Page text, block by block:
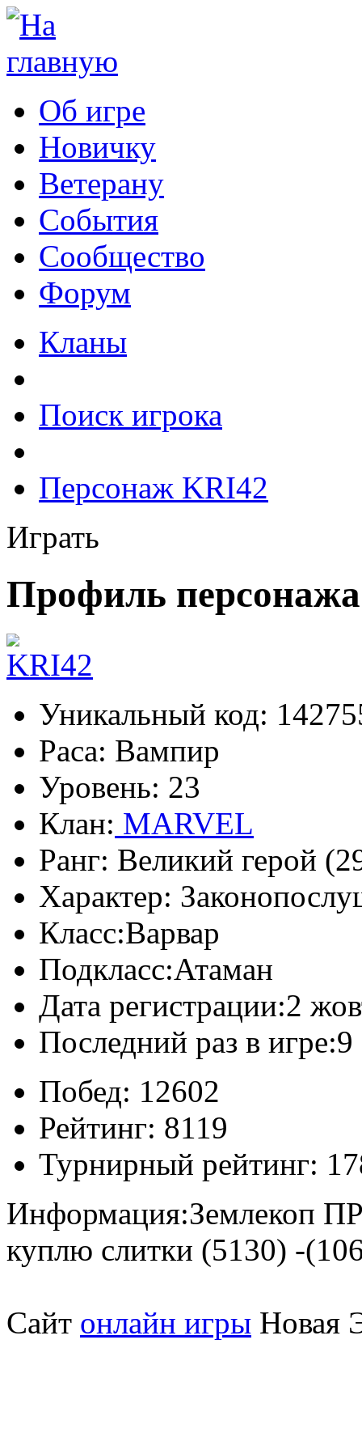
Об игре
Новичку
Ветерану
События
Сообщество
Форум
Кланы
Поиск игрока
Персонаж KRI42
Играть
Профиль
Уникальный код:
Раса: Вампир
Уровень: 23
Клан: MARVEL
Ранг: Великий герой
Характер:
Класс:Варвар
Подкласс:Атаман
Дата регистрации:2
Последний раз в игре:9
Побед: 12602
Рейтинг: 8119
Турнирный рейтинг:
Информация:Землекоп
куплю слитки (5130) -
Сайт онлайн игры Новая